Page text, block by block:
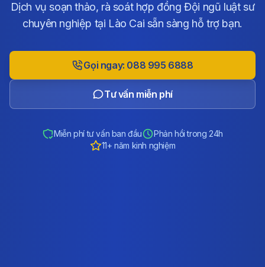
Dịch vụ soạn thảo, rà soát hợp đồng Đội ngũ luật sư
chuyên nghiệp tại Lào Cai sẵn sàng hỗ trợ bạn.
Gọi ngay: 088 995 6888
Tư vấn miễn phí
Miễn phí tư vấn ban đầu
Phản hồi trong 24h
11+ năm kinh nghiệm